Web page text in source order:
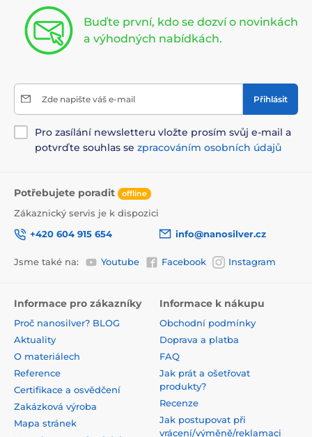
Buďte první, kdo se dozví o novinkách
a výhodných nabídkách.
Zde napište váš e-mail Přihlásit
Pro zasílání newsletteru vložte prosím svůj e-mail a
potvrďte souhlas se zpracováním osobních údajů
Potřebujete poradit offline
Zákaznický servis je k dispozici
+420 604 915 654
info@nanosilver.cz
Jsme také na: Youtube Facebook Instagram
Informace pro zákazníky
Proč nanosilver? BLOG
Aktuality
O materiálech
Reference
Certifikace a osvědčení
Zakázková výroba
Mapa stránek
Informace k nákupu
Obchodní podmínky
Doprava a platba
FAQ
Jak prát a ošetřovat
produkty?
Recenze
Jak postupovat při
vrácení/výměně/reklamaci